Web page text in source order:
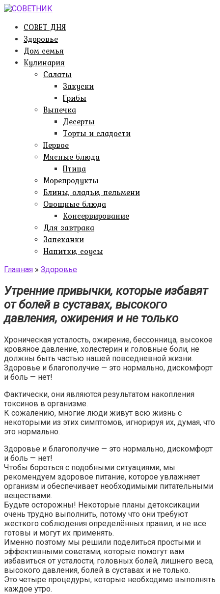
Перейти
контентуСОВЕТ ДНЯ
Здоровье
Дом семья
Кулинария
Салаты
Закуски
Грибы
Выпечка
Десерты
Торты и сладости
Первое
Мясные блюда
Птица
Морепродукты
Блины, оладьи, пельмени
Овощные блюда
Консервирование
Для завтрака
Запеканки
Напитки, соусы
Главная » Здоровье
Утренние привычки, которые избавят
от болей в суставах, высокого
давления, ожирения и не только
Хроническая усталость, ожирение, бессонница, высокое
кровяное давление, холестерин и головные боли, не
должны быть частью нашей повседневной жизни.
Здоровье и благополучие — это нормально, дискомфорт
и боль — нет!
Фактически, они являются результатом накопления
токсинов в организме.
К сожалению, многие люди живут всю жизнь с
некоторыми из этих симптомов, игнорируя их, думая, что
это нормально.
Здоровье и благополучие — это нормально, дискомфорт
и боль — нет!
Чтобы бороться с подобными ситуациями, мы
рекомендуем здоровое питание, которое увлажняет
организм и обеспечивает необходимыми питательными
веществами.
Будьте осторожны! Некоторые планы детоксикации
очень трудно выполнить, потому что они требуют
жесткого соблюдения определённых правил, и не все
готовы и могут их применять.
Именно поэтому мы решили поделиться простыми и
эффективными советами, которые помогут вам
избавиться от усталости, головных болей, лишнего веса,
высокого давления, болей в суставах и не только.
Это четыре процедуры, которые необходимо выполнять
каждое утро.